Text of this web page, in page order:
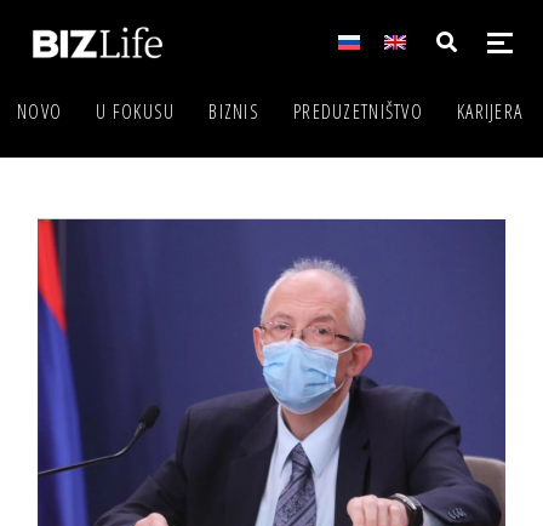
NOVO U FOKUSU BIZNIS PREDUZETNIŠTVO KARIJERA